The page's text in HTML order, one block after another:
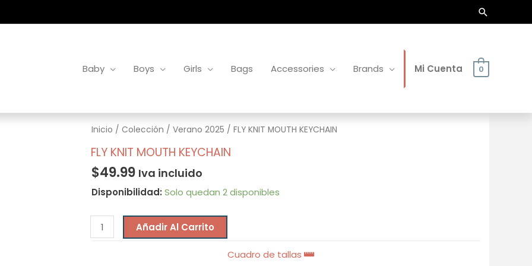
Buscar
Baby Boys Girls Bags Accessories Brands Mi Cuenta 0
Inicio / Colección / Verano 2025 / FLY KNIT MOUTH KEYCHAIN
FLY KNIT MOUTH KEYCHAIN
$49.99 Iva incluido
Disponibilidad: Solo quedan 2 disponibles
FLY
KNIT
KEYCHAIN
cantidad
Añadir Al Carrito
Cuadro de tallas